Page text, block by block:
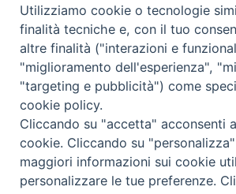
Omelia ai Vespri Pontificali
nella Solennità di San
Francesco
Ordinariato
Utilizziamo cookie o tecnologie
finalità tecniche e, con il tuo
altre finalità ("interazioni e
"miglioramento dell'esperienza",
"targeting e pubblicità") come
cookie policy.
Cliccando su "accetta" acconsenti
cookie. Cliccando su
maggiori informazioni sui cookie
personalizzare le tue preferenze.